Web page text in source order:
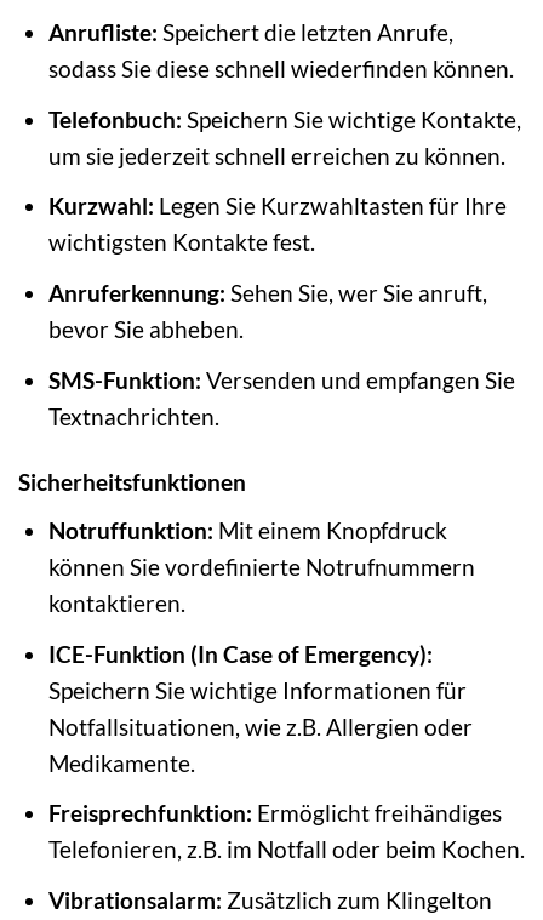
Anrufliste: Speichert die letzten Anrufe,
sodass Sie diese schnell wiederfinden können.
Telefonbuch: Speichern Sie wichtige Kontakte,
um sie jederzeit schnell erreichen zu können.
Kurzwahl: Legen Sie Kurzwahltasten für Ihre
wichtigsten Kontakte fest.
Anruferkennung: Sehen Sie, wer Sie anruft,
bevor Sie abheben.
SMS-Funktion: Versenden und empfangen Sie
Textnachrichten.
Sicherheitsfunktionen
Notruffunktion: Mit einem Knopfdruck
können Sie vordefinierte Notrufnummern
kontaktieren.
ICE-Funktion (In Case of Emergency):
Speichern Sie wichtige Informationen für
Notfallsituationen, wie z.B. Allergien oder
Medikamente.
Freisprechfunktion: Ermöglicht freihändiges
Telefonieren, z.B. im Notfall oder beim Kochen.
Vibrationsalarm: Zusätzlich zum Klingelton